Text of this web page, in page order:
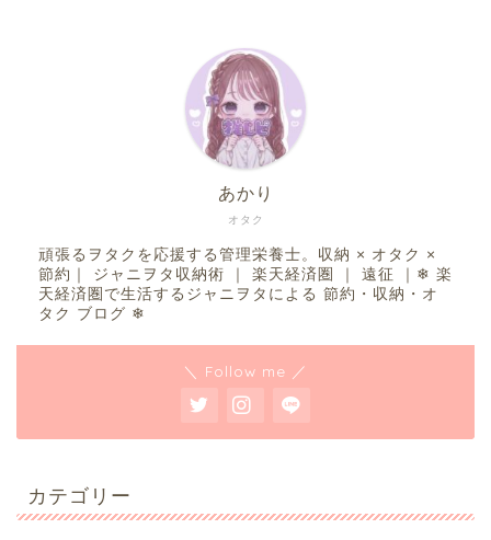
オタク
あかり
頑張るヲタクを応援する管理栄養士。収納 × オタク ×
節約｜ ジャニヲタ収納術 ｜ 楽天経済圏 ｜ 遠征 ｜❄︎ 楽
天経済圏で生活するジャニヲタによる 節約・収納・オ
タク ブログ ❄︎
＼ Follow me ／
カテゴリー